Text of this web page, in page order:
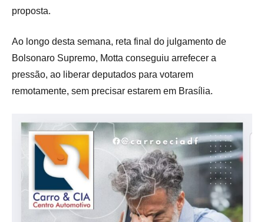
proposta.
Ao longo desta semana, reta final do julgamento de
Bolsonaro Supremo, Motta conseguiu arrefecer a
pressão, ao liberar deputados para votarem
remotamente, sem precisar estarem em Brasília.